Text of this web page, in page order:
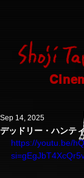
デッドリー・ハンテ
Sep 14, 2025
https://youtu.be/